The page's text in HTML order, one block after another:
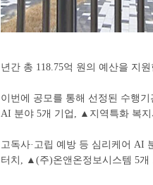
년간 총 118.75억 원의 예산을 지원
이번에 공모를 통해 선정된 수행
AI 분야 5개 기업, ▲지역특화 복
고독사·고립 예방 등 심리케어
터치, ▲(주)온앤온정보시스템 5개